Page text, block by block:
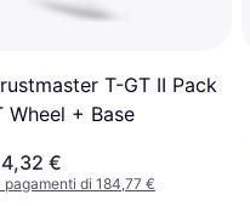
T-GT II Pack
Wheel + Base
€
pagamenti di 184,77 €